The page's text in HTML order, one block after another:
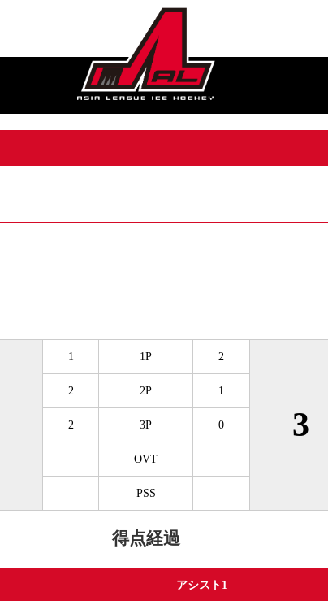
1 1P 2
3
2 2P 1
2 3P 0
OVT
PSS
得点経過
アシスト1